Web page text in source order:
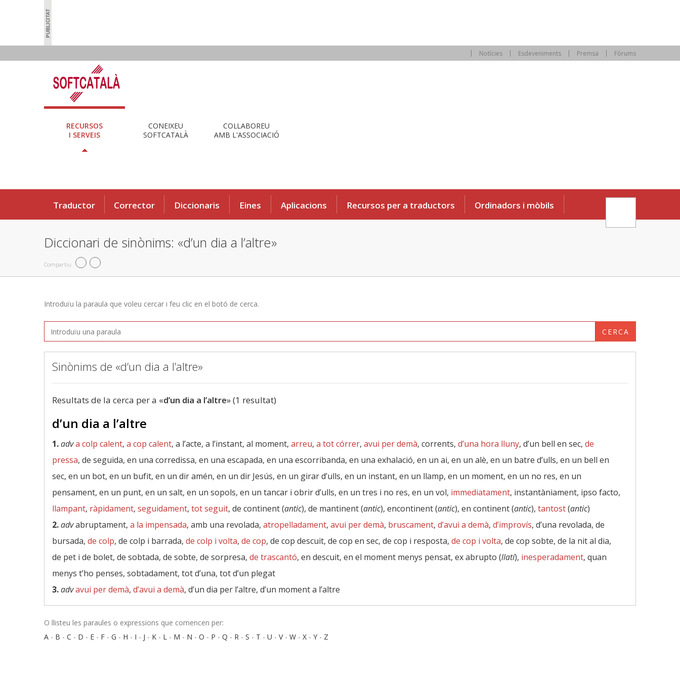
Notícies Esdeveniments Premsa Fòrums
RECURSOS
I SERVEIS
CONEIXEU
SOFTCATALÀ
COL·LABOREU
AMB L'ASSOCIACIÓ
Traductor Corrector Diccionaris Eines Aplicacions Recursos per a traductors Ordinadors i mòbils
Diccionari de sinònims: «d’un dia a l’altre»
Compartiu
Introduïu la paraula que voleu cercar i feu clic en el botó de cerca.
CERCA
Sinònims de «d’un dia a l’altre»
Resultats de la cerca per a «d’un dia a l’altre» (1 resultat)
d’un dia a l’altre
1.adva colp calent, a cop calent, a l’acte, a l’instant, al moment, arreu, a tot córrer, avui per demà, corrents, d’una hora lluny, d’un bell en sec, de
pressa, de seguida, en una corredissa, en una escapada, en una escorribanda, en una exhalació, en un ai, en un alè, en un batre d’ulls, en un bell en
sec, en un bot, en un bufit, en un dir amén, en un dir Jesús, en un girar d’ulls, en un instant, en un llamp, en un moment, en un no res, en un
pensament, en un punt, en un salt, en un sopols, en un tancar i obrir d’ulls, en un tres i no res, en un vol, immediatament, instantàniament, ipso facto,
llampant, ràpidament, seguidament, tot seguit, de continent (antic), de mantinent (antic), encontinent (antic), en continent (antic), tantost(antic)
2.advabruptament, a la impensada, amb una revolada, atropelladament, avui per demà, bruscament, d’avui a demà, d’improvís, d’una revolada, de
bursada, de colp, de colp i barrada, de colp i volta, de cop, de cop descuit, de cop en sec, de cop i resposta, de cop i volta, de cop sobte, de la nit al dia,
de pet i de bolet, de sobtada, de sobte, de sorpresa, de trascantó, en descuit, en el moment menys pensat, ex abrupto (llatí), inesperadament, quan
menys t’ho penses, sobtadament, tot d’una, tot d’un plegat
3.advavui per demà, d’avui a demà, d’un dia per l’altre, d’un moment a l’altre
O llisteu les paraules o expressions que comencen per:
A - B - C - D - E - F - G - H - I - J - K - L - M - N - O - P - Q - R - S - T - U - V- W - X - Y - Z